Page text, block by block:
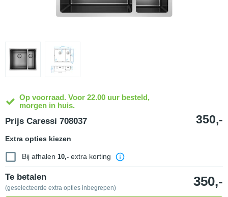
Op voorraad. Voor 22.00 uur besteld,
morgen in huis.
Prijs Caressi 708037 350,-
Extra opties kiezen
Bij afhalen 10,-extra korting
Te betalen
(geselecteerde extra opties inbegrepen) 350,-